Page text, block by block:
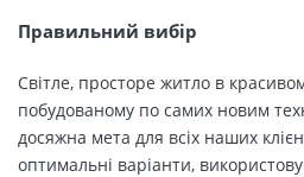
Правильний вибір
Світле, просторе житло в
побудованому по самих новим
досяжна мета для всіх наших
оптимальні варіанти,